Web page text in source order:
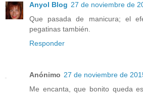
Anyol Blog 27 de noviembre de
Que pasada de manicura; el
pegatinas también.
Responder
Anónimo 27 de noviembre de
Me encanta, que bonito queda